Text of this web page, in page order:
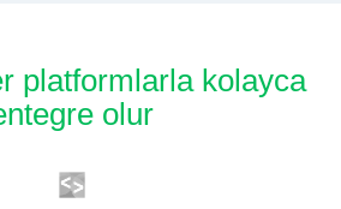
platformlarla kolayca
olur